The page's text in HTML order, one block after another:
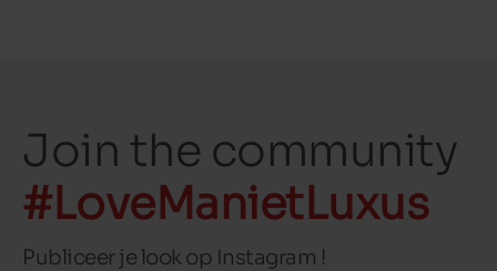
Join the community
#LoveManietLuxus
Publiceer je look op Instagram !